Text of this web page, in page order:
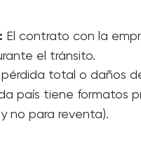
del país de
El contrato con la
el tránsito.